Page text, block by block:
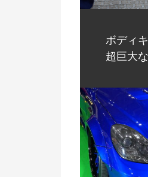
ボディ
超巨大